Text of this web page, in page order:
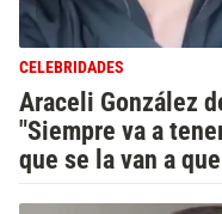
CELEBRIDADES
Araceli González
"Siempre va a
que se la van a